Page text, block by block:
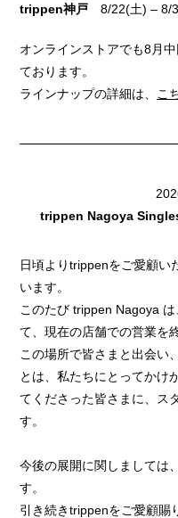
trippen神戸 8/22(土) – 8/
オンラインストアでも8月
ております。
ラインナップの詳細は、
こ
trippen Nagoya
日頃よりtrippenをご愛顧い
います。
このたび trippen Nagoya
て、現在の店舗での営業を
この場所で皆さまと出会い
とは、私たちにとってかけ
てくださった皆さまに、ス
す。
今後の展開に関しましては
す。
引き続きtrippenをご愛顧賜